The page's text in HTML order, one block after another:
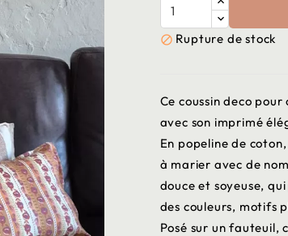
 Rupture de stock
Ce coussin deco
avec son imprimé
En popeline de
à marier avec de
douce et soyeuse,
des couleurs, motifs
Posé sur un fauteuil,